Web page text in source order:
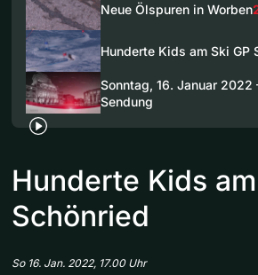
Neue Ölspuren in Worben
Hunderte Kids am Ski GP
Sonntag, 16. Januar
Sendung
Hunderte Kids
Schönried
So 16. Jan. 2022, 17.00 Uhr